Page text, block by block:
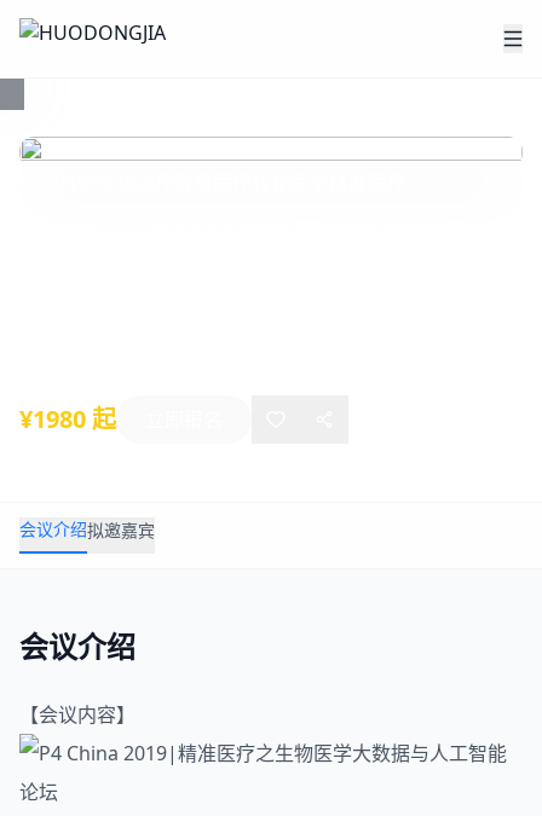
¥1980 起
会议介绍拟邀嘉宾
会议介绍
【会议内容】